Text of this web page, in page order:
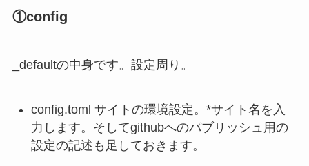
①config
_defaultの中身です。設定周り。
config.toml サイトの環境設定。*サイト名を入
力します。そしてgithubへのパブリッシュ用の
設定の記述も足しておきます。